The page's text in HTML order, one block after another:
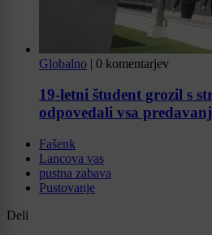
Globalno | 0 komentarjev
19-letni študent grozil s
odpovedali vsa
Fašenk
Lancova vas
pustna zabava
Pustovanje
Deli